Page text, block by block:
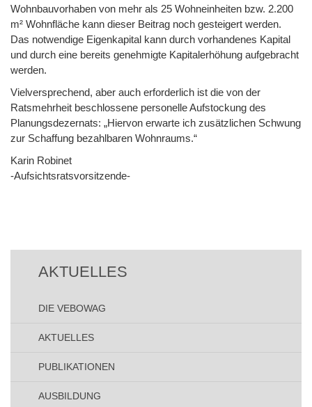
Wohnbauvorhaben von mehr als 25 Wohneinheiten bzw. 2.200
m² Wohnfläche kann dieser Beitrag noch gesteigert werden.
Das notwendige Eigenkapital kann durch vorhandenes Kapital
und durch eine bereits genehmigte Kapitalerhöhung aufgebracht
werden.
Vielversprechend, aber auch erforderlich ist die von der
Ratsmehrheit beschlossene personelle Aufstockung des
Planungsdezernats: „Hiervon erwarte ich zusätzlichen Schwung
zur Schaffung bezahlbaren Wohnraums.“
Karin Robinet
-Aufsichtsratsvorsitzende-
Navigation
AKTUELLES
DIE VEBOWAG
AKTUELLES
PUBLIKATIONEN
AUSBILDUNG